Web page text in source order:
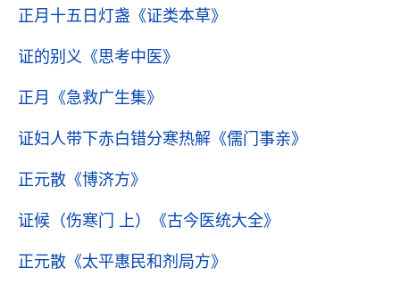
正月十五日灯盏 《证类本草》
证的别义 《思考中医》
正月 《急救广生集》
证妇人带下赤白错分寒热解 《儒门事亲》
正元散 《博济方》
证候（伤寒门 上） 《古今医统大全》
正元散 《太平惠民和剂局方》